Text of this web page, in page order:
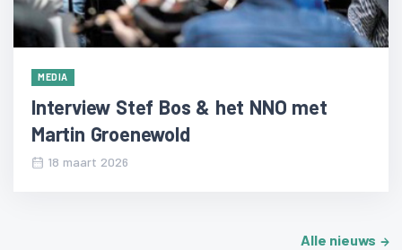
MEDIA
Interview Stef Bos & het NNO met
Martin Groenewold
18 maart 2026
Alle nieuws